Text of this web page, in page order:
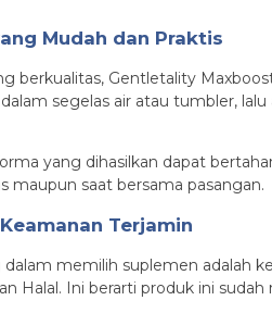
Mudah dan Praktis
berkualitas, Gentletality
segelas air atau tumbler,
yang dihasilkan dapat
maupun saat bersama pasangan.
Terjamin
memilih suplemen adalah
Halal. Ini berarti produk ini